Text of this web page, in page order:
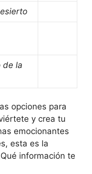
de la
opciones para
y crea tu
emocionantes
esta es la
información te